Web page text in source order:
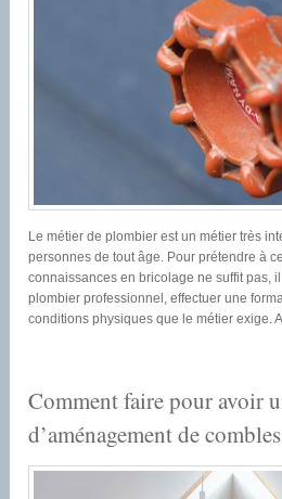
Le métier de plombier est un métier très
personnes de tout âge. Pour prétendre à
connaissances en bricolage ne suffit pas,
plombier professionnel, effectuer une
conditions physiques que le métier exige.
Comment faire pour avoir
d’aménagement de